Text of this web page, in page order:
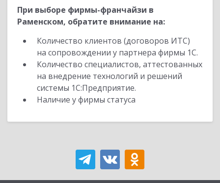
При выборе фирмы-франчайзи в
Раменском, обратите внимание на:
Количество клиентов (договоров ИТС)
на сопровождении у партнера фирмы 1С.
Количество специалистов, аттестованных
на внедрение технологий и решений
системы 1С:Предприятие.
Наличие у фирмы статуса